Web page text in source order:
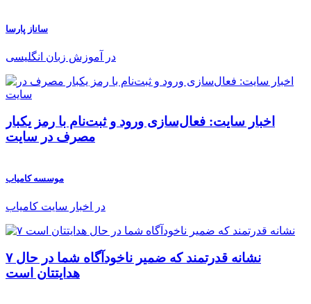
ساناز پارسا
در آموزش زبان انگلیسی
اخبار سایت: فعال‌سازی ورود و ثبت‌نام با رمز یکبار
مصرف در سایت
موسسه کامیاب
در اخبار سایت کامیاب
۷ نشانه قدرتمند که ضمیر ناخودآگاه شما در حال
هدایتتان است